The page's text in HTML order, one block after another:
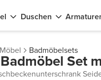
Duschen
Badmöbelsets
Set